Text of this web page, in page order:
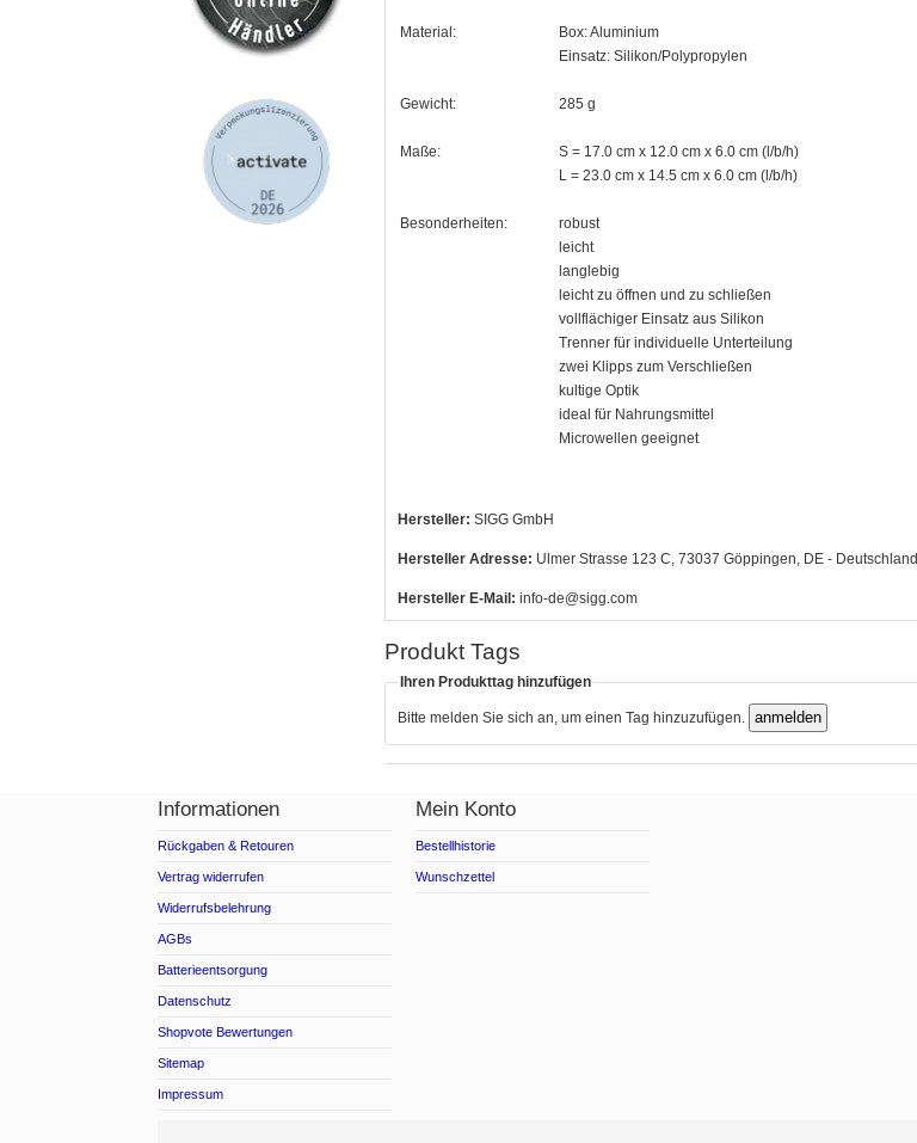
Material:
Box: Aluminium
Einsatz: Silikon/Polypropylen
Gewicht: 285 g
Maße:
S = 17.0 cm x 12.0 cm x 6.0 cm (l/b/h)
L = 23.0 cm x 14.5 cm x 6.0 cm (l/b/h)
Besonderheiten:
robust
leicht
langlebig
leicht zu öffnen und zu schließen
vollflächiger Einsatz aus Silikon
Trenner für individuelle Unterteilung
zwei Klipps zum Verschließen
kultige Optik
ideal für Nahrungsmittel
Microwellen geeignet
Hersteller: SIGG GmbH
Hersteller Adresse: Ulmer Strasse 123 C, 73037 Göppingen, DE - Deutschland
Hersteller E-Mail: info-de@sigg.com
Produkt Tags
Ihren Produkttag hinzufügen
Bitte melden Sie sich an, um einen Tag hinzuzufügen.
Informationen
Rückgaben & Retouren
Vertrag widerrufen
Widerrufsbelehrung
AGBs
Batterieentsorgung
Datenschutz
Shopvote Bewertungen
Sitemap
Impressum
Mein Konto
Bestellhistorie
Wunschzettel